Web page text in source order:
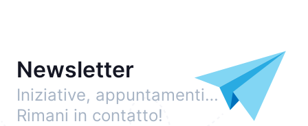
Newsletter
Iniziative, appuntamenti…
Rimani in contatto!